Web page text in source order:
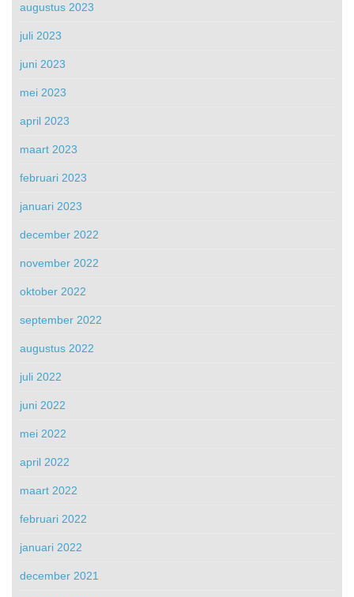
augustus 2023
juli 2023
juni 2023
mei 2023
april 2023
maart 2023
februari 2023
januari 2023
december 2022
november 2022
oktober 2022
september 2022
augustus 2022
juli 2022
juni 2022
mei 2022
april 2022
maart 2022
februari 2022
januari 2022
december 2021